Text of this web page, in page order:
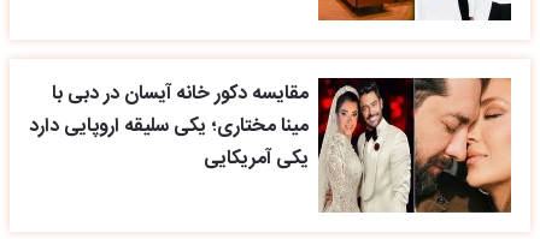
مقایسه دکور خانه آیسان در دبی با
مینا مختاری؛ یکی سلیقه اروپایی دارد
یکی آمریکایی